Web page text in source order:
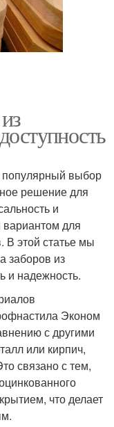
выбор
решение для
и
вариантом для
В этой статье мы
заборов из
и надежность.
Эконом
с другими
или кирпич,
связано с тем,
что делает